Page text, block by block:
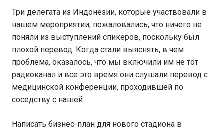
Три делегата из Индонезии, которые участвовали в
нашем мероприятии, пожаловались, что ничего не
поняли из выступлений спикеров, поскольку был
плохой перевод. Когда стали выяснять, в чем
проблема, оказалось, что мы включили им не тот
радиоканал и все это время они слушали перевод с
медицинской конференции, проходившей по
соседству с нашей.
Написать бизнес-план для нового стадиона в